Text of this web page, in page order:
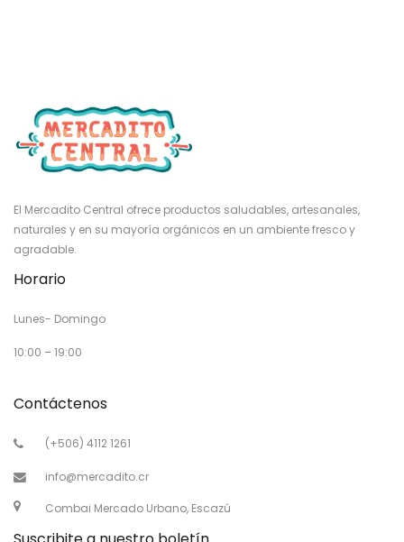
El Mercadito Central ofrece productos saludables, artesanales,
naturales y en su mayoría orgánicos en un ambiente fresco y
agradable.
Horario
Lunes- Domingo
10:00 – 19:00
Contáctenos
(+506) 4112 1261
info@mercadito.cr
Combai Mercado Urbano, Escazú